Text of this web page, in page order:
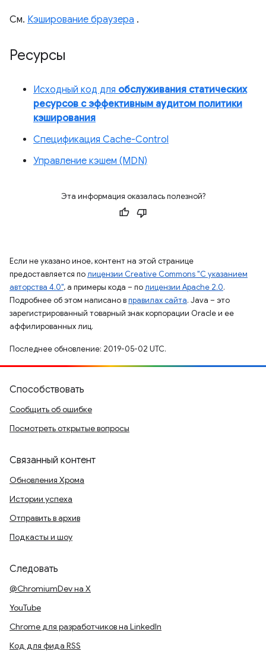
См. Кэширование браузера .
Ресурсы
Исходный код для обслуживания статических
ресурсов с эффективным аудитом политики
кэширования
Спецификация Cache-Control
Управление кэшем (MDN)
Эта информация оказалась полезной?
Если не указано иное, контент на этой странице
предоставляется полицензии Creative Commons "С указанием
авторства 4.0", а примеры кода – полицензии Apache 2.0.
Подробнее об этом написано вправилах сайта. Java – это
зарегистрированный товарный знак корпорации Oracle и ее
аффилированных лиц.
Последнее обновление: 2019-05-02 UTC.
Способствовать
Сообщить об ошибке
Посмотреть открытые вопросы
Связанный контент
Обновления Хрома
Истории успеха
Отправить в архив
Подкасты и шоу
Следовать
@ChromiumDev на X
YouTube
Chrome для разработчиков на LinkedIn
Код для фида RSS